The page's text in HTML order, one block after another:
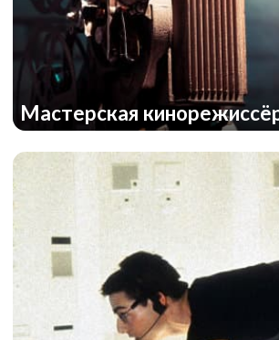
Мастерская